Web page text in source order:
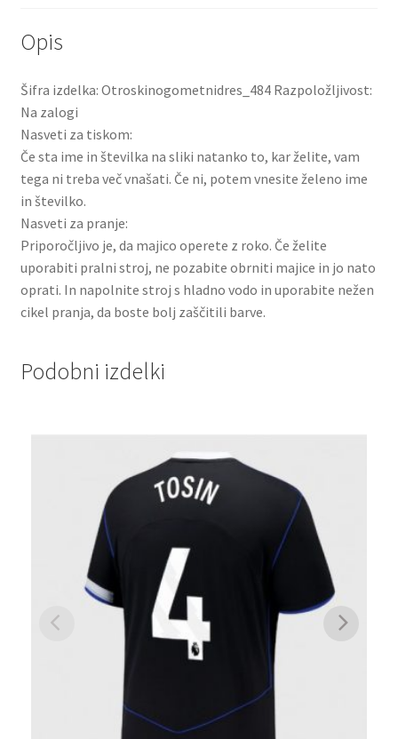
Opis
Šifra izdelka: Otroskinogometnidres_484 Razpoložljivost:
Na zalogi
Nasveti za tiskom:
Če sta ime in številka na sliki natanko to, kar želite, vam
tega ni treba več vnašati. Če ni, potem vnesite želeno ime
in številko.
Nasveti za pranje:
Priporočljivo je, da majico operete z roko. Če želite
uporabiti pralni stroj, ne pozabite obrniti majice in jo nato
oprati. In napolnite stroj s hladno vodo in uporabite nežen
cikel pranja, da boste bolj zaščitili barve.
Podobni izdelki